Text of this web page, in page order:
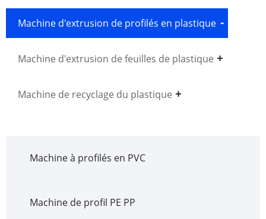
Machine d'extrusion de profilés en plastique
Machine d'extrusion de feuilles de plastique
Machine de recyclage du plastique
Machine à profilés en PVC
Machine de profil PE PP